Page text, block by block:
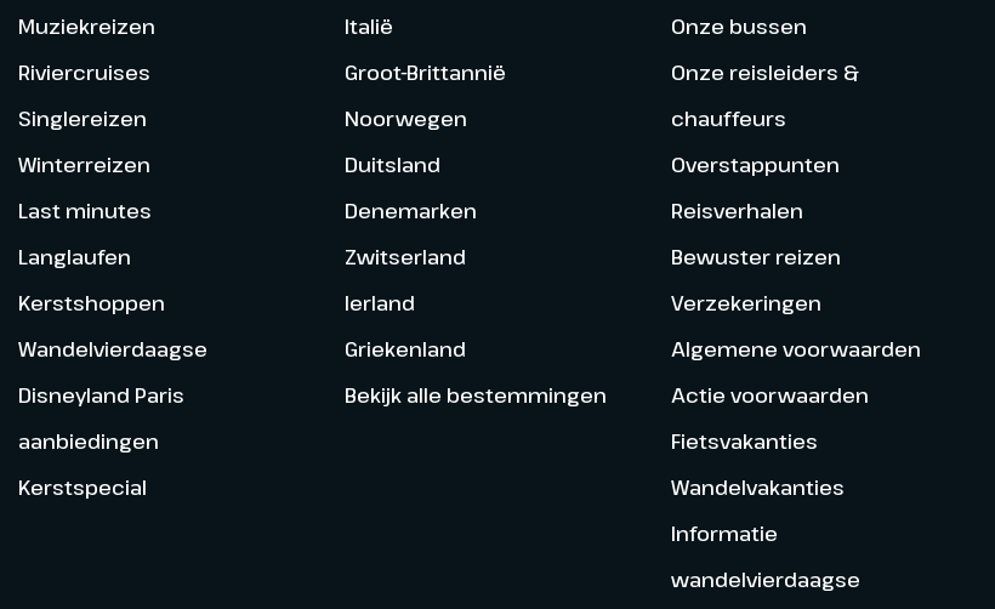
Muziekreizen
Riviercruises
Singlereizen
Winterreizen
Last minutes
Langlaufen
Kerstshoppen
Wandelvierdaagse
Disneyland Paris
aanbiedingen
Kerstspecial
Italië
Groot-Brittannië
Noorwegen
Duitsland
Denemarken
Zwitserland
Ierland
Griekenland
Bekijk alle bestemmingen
Onze bussen
Onze reisleiders &
chauffeurs
Overstappunten
Reisverhalen
Bewuster reizen
Verzekeringen
Algemene voorwaarden
Actie voorwaarden
Fietsvakanties
Wandelvakanties
Informatie
wandelvierdaagse